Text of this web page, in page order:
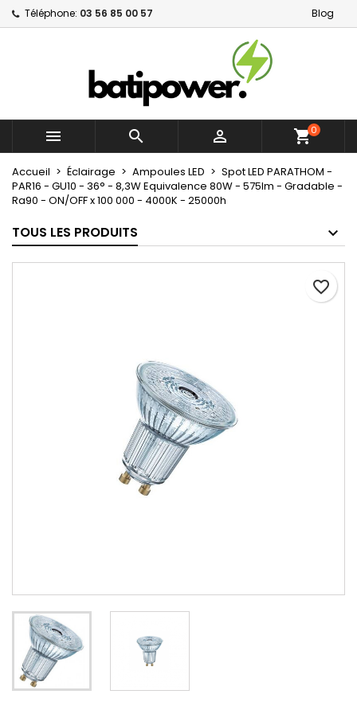
Téléphone: 03 56 85 00 57 Blog
   shopping_cart0
Accueil Éclairage Ampoules LED
Spot LED PARATHOM -
PAR16 - GU10 - 36° - 8,3W Equivalence 80W - 575lm - Gradable -
Ra90 - ON/OFF x 100 000 - 4000K - 25000h
TOUS LES PRODUITS
favorite_border
Mes listes d'envies ×
Créer une nouvelle liste
Créer une liste d'envies ×
Nom de la liste d'envies
Annuler Créer une liste d'envies
Connexion ×
Vous devez être connecté pour ajouter des produits
à votre liste d'envies.
Annuler Connexion